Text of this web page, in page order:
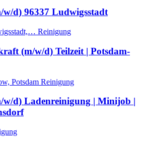
d) 96337 Ludwigsstadt
Reinigung
(m/w/d) Teilzeit | Potsdam-
Potsdam Reinigung
w/d) Ladenreinigung | Minijob |